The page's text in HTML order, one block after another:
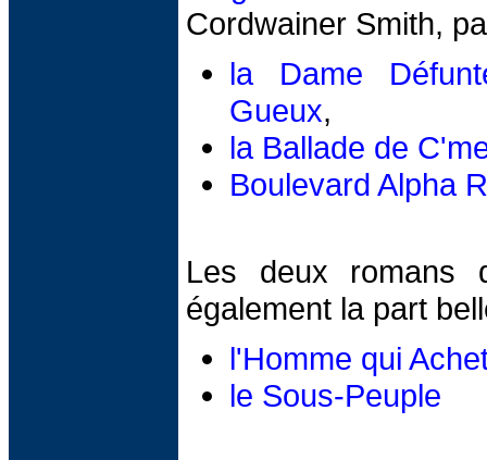
Cordwainer Smith,
la Dame
Gueux,
la Ballade de
Boulevard Alpha
Les deux romans
également la part
l'Homme qui
le Sous-Peuple